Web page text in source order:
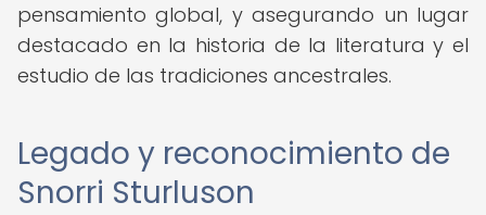
pensamiento global, y asegurando un lugar
destacado en la historia de la literatura y el
estudio de las tradiciones ancestrales.
Legado y reconocimiento de
Snorri Sturluson